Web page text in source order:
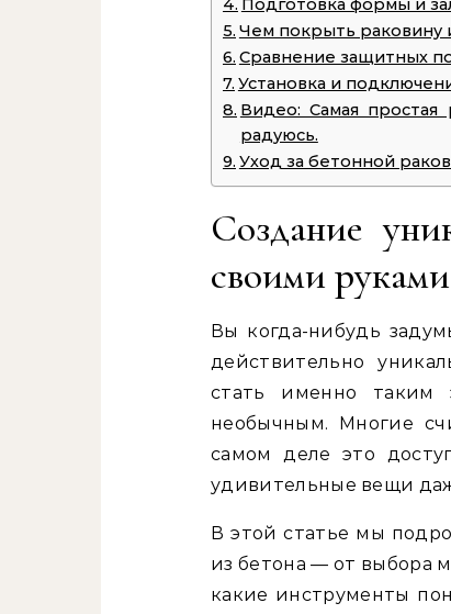
Подготовка формы и
Чем покрыть раковину
Сравнение защитных
Установка и
Видео: Самая простая
радуюсь.
Уход за бетонной
Создание
своими руками
Вы когда-нибудь
действительно
стать именно таким
необычным. Многие
самом деле это
удивительные вещи
В этой статье мы
из бетона — от выбора
какие инструменты